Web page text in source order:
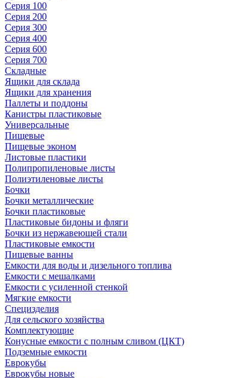
Серия 100
Серия 200
Серия 300
Серия 400
Серия 600
Серия 700
Складные
Ящики для склада
Ящики для хранения
Паллеты и поддоны
Канистры пластиковые
Универсальные
Пищевые
Пищевые эконом
Листовые пластики
Полипропиленовые листы
Полиэтиленовые листы
Бочки
Бочки металлические
Бочки пластиковые
Пластиковые бидоны и фляги
Бочки из нержавеющей стали
Пластиковые емкости
Пищевые ванны
Емкости для воды и дизельного топлива
Емкости с мешалками
Емкости с усиленной стенкой
Мягкие емкости
Специзделия
Для сельского хозяйства
Комплектующие
Конусные емкости с полным сливом (ЦКТ)
Подземные емкости
Еврокубы
Еврокубы новые